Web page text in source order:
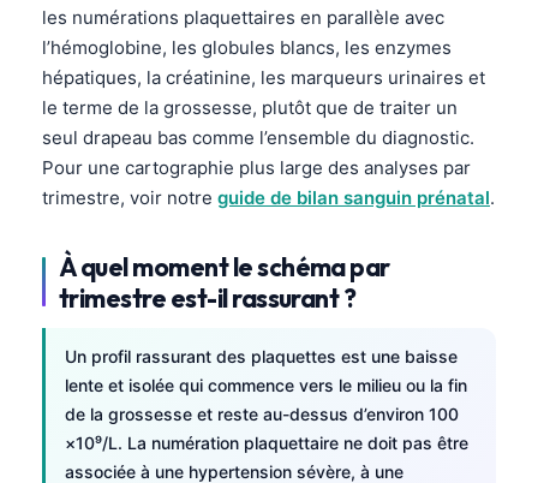
les numérations plaquettaires en parallèle avec
l’hémoglobine, les globules blancs, les enzymes
hépatiques, la créatinine, les marqueurs urinaires et
le terme de la grossesse, plutôt que de traiter un
seul drapeau bas comme l’ensemble du diagnostic.
Pour une cartographie plus large des analyses par
trimestre, voir notre guide de bilan sanguin prénatal.
À quel moment le schéma par
trimestre est-il rassurant ?
Un profil rassurant des plaquettes est une baisse
lente et isolée qui commence vers le milieu ou la fin
de la grossesse et reste au-dessus d’environ 100
×10⁹/L. La numération plaquettaire ne doit pas être
associée à une hypertension sévère, à une